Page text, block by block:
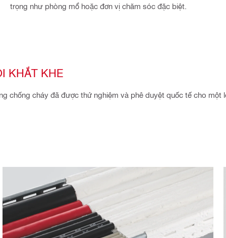
trọng như phòng mổ hoặc đơn vị chăm sóc đặc biệt.
KHẮT KHE
chống cháy đã được thử nghiệm và phê duyệt quốc tế cho một